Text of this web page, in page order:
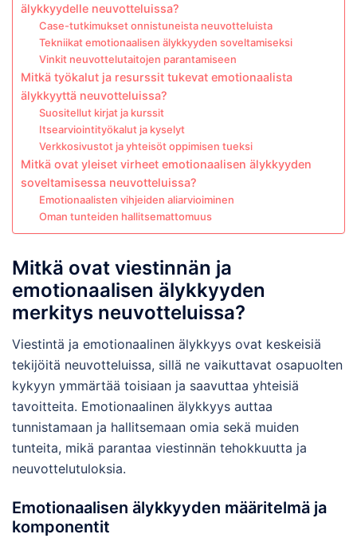
älykkyydelle neuvotteluissa?
Case-tutkimukset onnistuneista neuvotteluista
Tekniikat emotionaalisen älykkyyden soveltamiseksi
Vinkit neuvottelutaitojen parantamiseen
Mitkä työkalut ja resurssit tukevat emotionaalista
älykkyyttä neuvotteluissa?
Suositellut kirjat ja kurssit
Itsearviointityökalut ja kyselyt
Verkkosivustot ja yhteisöt oppimisen tueksi
Mitkä ovat yleiset virheet emotionaalisen älykkyyden
soveltamisessa neuvotteluissa?
Emotionaalisten vihjeiden aliarvioiminen
Oman tunteiden hallitsemattomuus
Mitkä ovat viestinnän ja
emotionaalisen älykkyyden
merkitys neuvotteluissa?
Viestintä ja emotionaalinen älykkyys ovat keskeisiä
tekijöitä neuvotteluissa, sillä ne vaikuttavat osapuolten
kykyyn ymmärtää toisiaan ja saavuttaa yhteisiä
tavoitteita. Emotionaalinen älykkyys auttaa
tunnistamaan ja hallitsemaan omia sekä muiden
tunteita, mikä parantaa viestinnän tehokkuutta ja
neuvottelutuloksia.
Emotionaalisen älykkyyden määritelmä ja
komponentit